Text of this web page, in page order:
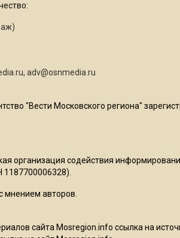
, adv@osnmedia.ru
"Вести Московского региона"
организация содействия
мнением авторов.
сайта Mosregion.info ссылка на